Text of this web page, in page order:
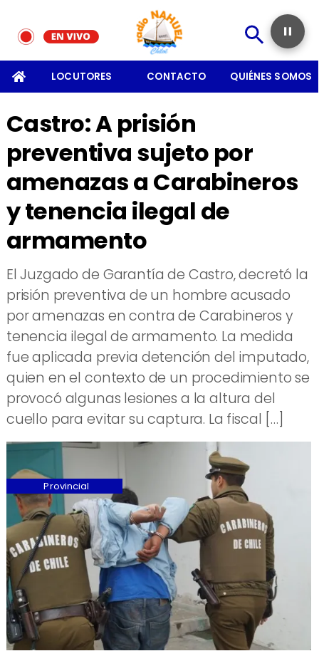
LOCUTORES CONTACTO QUIÉNES SOMOS
Castro: A prisión
preventiva sujeto por
amenazas a Carabineros
y tenencia ilegal de
armamento
El Juzgado de Garantía de Castro, decretó la
prisión preventiva de un hombre acusado
por amenazas en contra de Carabineros y
tenencia ilegal de armamento. La medida
fue aplicada previa detención del imputado,
quien en el contexto de un procedimiento se
provocó algunas lesiones a la altura del
cuello para evitar su captura. La fiscal […]
Provincial